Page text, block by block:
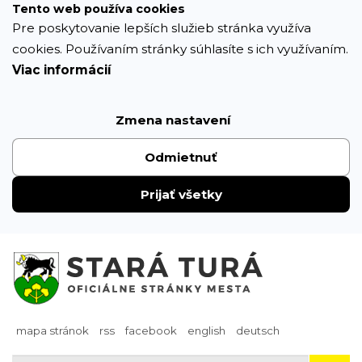
Prejsť
obsahu
Tento web používa cookies
Pre poskytovanie lepších služieb stránka využíva
cookies. Používaním stránky súhlasíte s ich využívaním.
Viac informácií
Zmena nastavení
Odmietnuť
Prijať všetky
mapa stránok rss facebook english deutsch